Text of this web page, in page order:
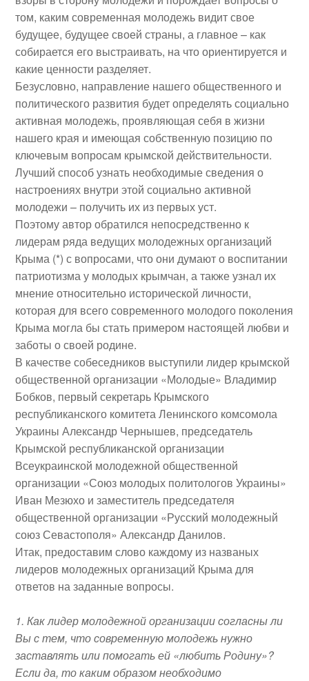
том, каким современная молодежь видит свое
будущее, будущее своей страны, а главное – как
собирается его выстраивать, на что ориентируется и
какие ценности разделяет.
Безусловно, направление нашего общественного и
политического развития будет определять социально
активная молодежь, проявляющая себя в жизни
нашего края и имеющая собственную позицию по
ключевым вопросам крымской действительности.
Лучший способ узнать необходимые сведения о
настроениях внутри этой социально активной
молодежи – получить их из первых уст.
Поэтому автор обратился непосредственно к
лидерам ряда ведущих молодежных организаций
Крыма (*) с вопросами, что они думают о воспитании
патриотизма у молодых крымчан, а также узнал их
мнение относительно исторической личности,
которая для всего современного молодого поколения
Крыма могла бы стать примером настоящей любви и
заботы о своей родине.
В качестве собеседников выступили лидер крымской
общественной организации «Молодые» Владимир
Бобков, первый секретарь Крымского
республиканского комитета Ленинского комсомола
Украины Александр Чернышев, председатель
Крымской республиканской организации
Всеукраинской молодежной общественной
организации «Союз молодых политологов Украины»
Иван Мезюхо и заместитель председателя
общественной организации «Русский молодежный
союз Севастополя» Александр Данилов.
Итак, предоставим слово каждому из названых
лидеров молодежных организаций Крыма для
ответов на заданные вопросы.
1. Как лидер молодежной организации согласны ли
Вы с тем, что современную молодежь нужно
заставлять или помогать ей «любить Родину»?
Если да, то каким образом необходимо